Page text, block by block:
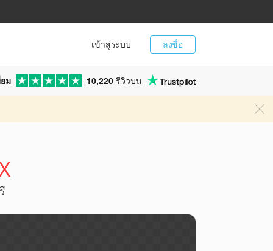
ลงชื่อ
เข้าสู่ระบบ
ม 10,220 รีวิวบน